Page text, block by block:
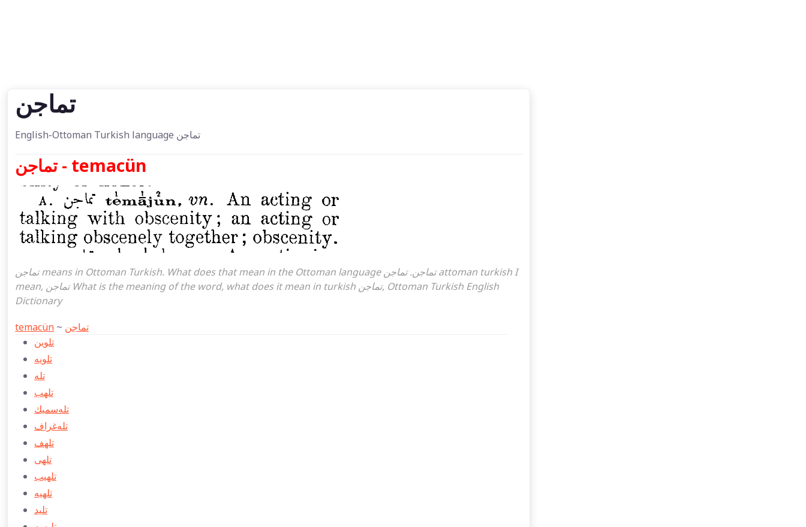
تماجن
English-Ottoman Turkish language تماجن
تماجن - temacün
تماجن means in Ottoman Turkish. What does that mean in the Ottoman language تماجن. تماجن attoman turkish I
mean, تماجن What is the meaning of the word, what does it mean in turkish تماجن, Ottoman Turkish English
Dictionary
temacün ~ تماجن
تلوین
تلويه
تله
تلهب
تله‌سمیك
تله‌غراف
تلهف
تلهی
تلهیب
تلهيه
تلید